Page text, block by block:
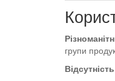
групи